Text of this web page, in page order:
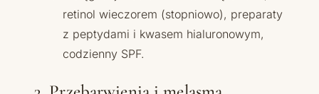
retinol wieczorem (stopniowo), preparaty
z peptydami i kwasem hialuronowym,
codzienny SPF.